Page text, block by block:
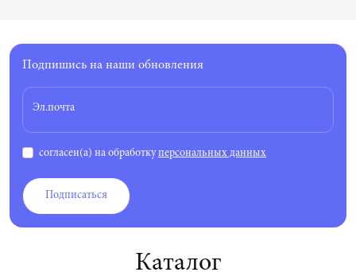
Каталог
Подпишись на наши обновления
Эл.почта
согласен(а) на обработкуперсональных данных
Подписаться